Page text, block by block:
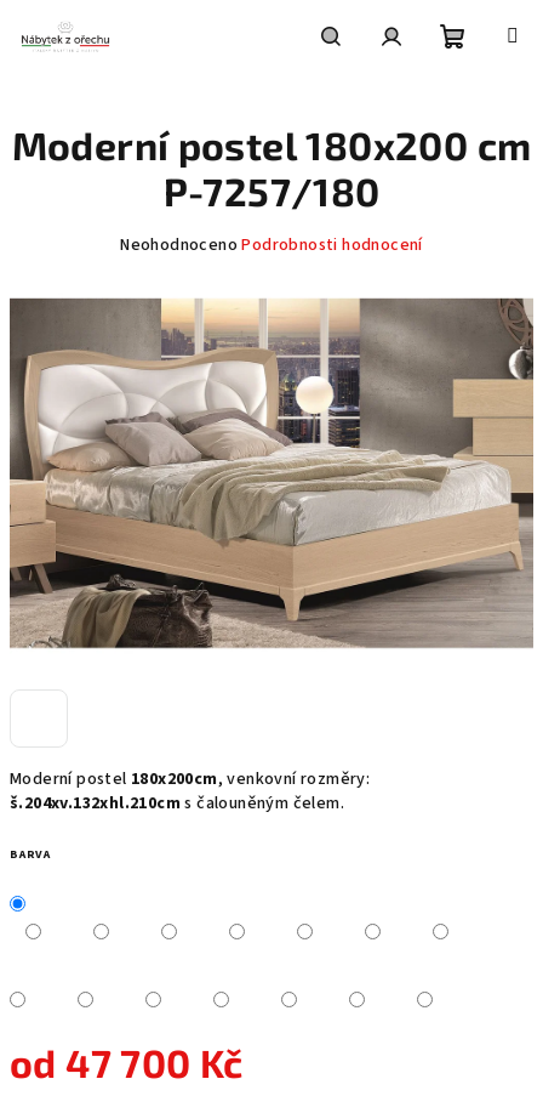
obsah
košík
Moderní postel 180x200cm, venkovní rozměry:
š.204xv.132xhl.210cm s čalouněným čelem.
BARVA
od47 700 Kč
Moderní postel 180x200 cm
P-7257/180
Průměrné
produktu
z
5
hvězdiček.
Neohodnoceno Podrobnosti hodnocení